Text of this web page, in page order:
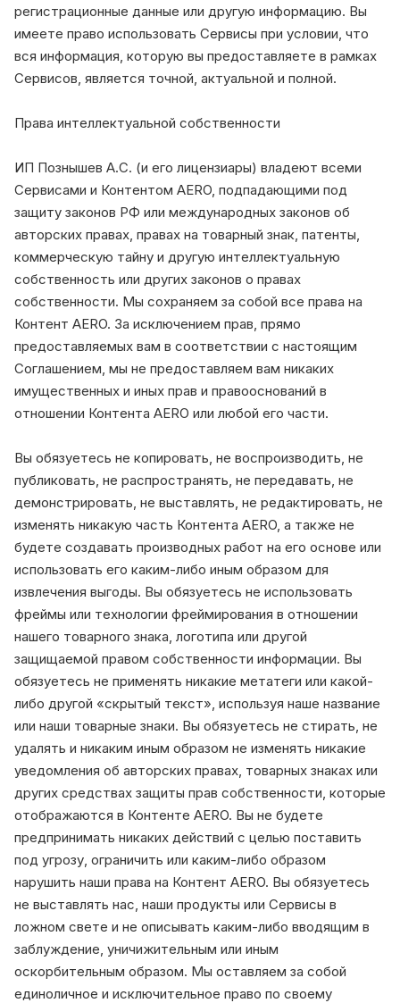
регистрационные данные или другую информацию. Вы
имеете право использовать Сервисы при условии, что
вся информация, которую вы предоставляете в рамках
Сервисов, является точной, актуальной и полной.
Права интеллектуальной собственности
ИП Познышев А.С. (и его лицензиары) владеют всеми
Сервисами и Контентом AERO, подпадающими под
защиту законов РФ или международных законов об
авторских правах, правах на товарный знак, патенты,
коммерческую тайну и другую интеллектуальную
собственность или других законов о правах
собственности. Мы сохраняем за собой все права на
Контент AERO. За исключением прав, прямо
предоставляемых вам в соответствии с настоящим
Соглашением, мы не предоставляем вам никаких
имущественных и иных прав и правооснований в
отношении Контента AERO или любой его части.
Вы обязуетесь не копировать, не воспроизводить, не
публиковать, не распространять, не передавать, не
демонстрировать, не выставлять, не редактировать, не
изменять никакую часть Контента AERO, а также не
будете создавать производных работ на его основе или
использовать его каким-либо иным образом для
извлечения выгоды. Вы обязуетесь не использовать
фреймы или технологии фреймирования в отношении
нашего товарного знака, логотипа или другой
защищаемой правом собственности информации. Вы
обязуетесь не применять никакие метатеги или какой-
либо другой «скрытый текст», используя наше название
или наши товарные знаки. Вы обязуетесь не стирать, не
удалять и никаким иным образом не изменять никакие
уведомления об авторских правах, товарных знаках или
других средствах защиты прав собственности, которые
отображаются в Контенте AERO. Вы не будете
предпринимать никаких действий с целью поставить
под угрозу, ограничить или каким-либо образом
нарушить наши права на Контент AERO. Вы обязуетесь
не выставлять нас, наши продукты или Сервисы в
ложном свете и не описывать каким-либо вводящим в
заблуждение, уничижительным или иным
оскорбительным образом. Мы оставляем за собой
единоличное и исключительное право по своему